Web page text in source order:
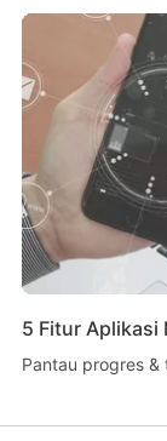
5 Fitur Aplikasi
Pantau progres